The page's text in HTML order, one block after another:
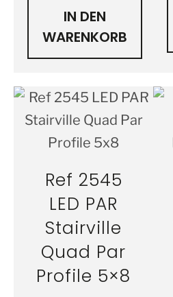
IN DEN
WARENKORB
Ref 2545
LED PAR
Stairville
Quad Par
Profile 5×8